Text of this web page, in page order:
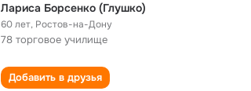
Лариса Борсенко (Глушко)
60 лет, Ростов-на-Дону
78 торговое училище
Добавить в друзья